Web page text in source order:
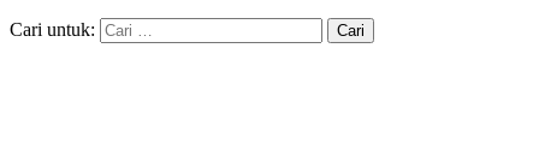
Cari untuk: